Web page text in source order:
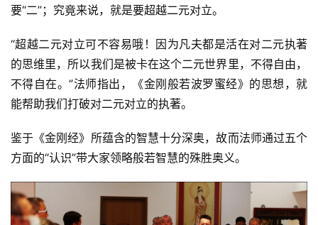
要“二”；究竟来说，就是要超越二元对立。
“超越二元对立可不容易哦！因为凡夫都是活在对二元执著
的思维里，所以我们是被卡在这个二元世界里，不得自由，
不得自在。”法师指出，《金刚般若波罗蜜经》的思想，就
能帮助我们打破对二元对立的执著。
鉴于《金刚经》所蕴含的智慧十分深奥，故而法师通过五个
方面的“认识”带大家领略般若智慧的殊胜奥义。